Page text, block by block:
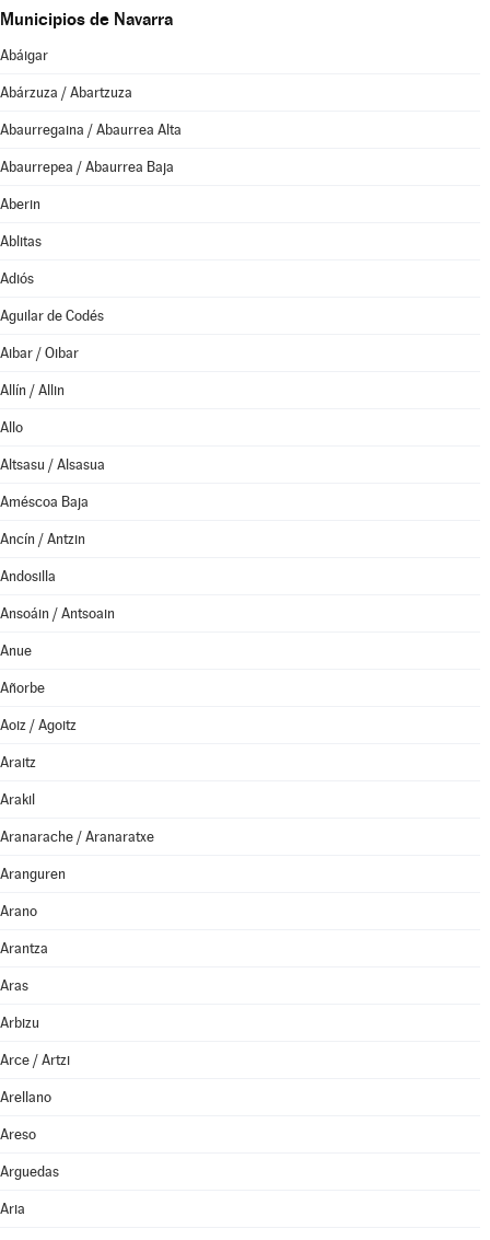
Municipios de Navarra
Abáigar
Abárzuza / Abartzuza
Abaurregaina / Abaurrea Alta
Abaurrepea / Abaurrea Baja
Aberin
Ablitas
Adiós
Aguilar de Codés
Aibar / Oibar
Allín / Allin
Allo
Altsasu / Alsasua
Améscoa Baja
Ancín / Antzin
Andosilla
Ansoáin / Antsoain
Anue
Añorbe
Aoiz / Agoitz
Araitz
Arakil
Aranarache / Aranaratxe
Aranguren
Arano
Arantza
Aras
Arbizu
Arce / Artzi
Arellano
Areso
Arguedas
Aria